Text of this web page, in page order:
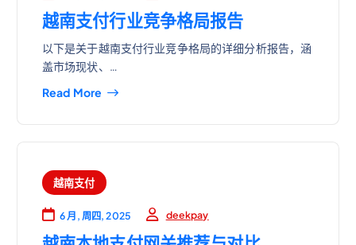
越南支付行业竞争格局报告
以下是关于越南支付行业竞争格局的详细分析报告，涵
盖市场现状、…
Read More
越南支付
6 月, 周四, 2025 deekpay